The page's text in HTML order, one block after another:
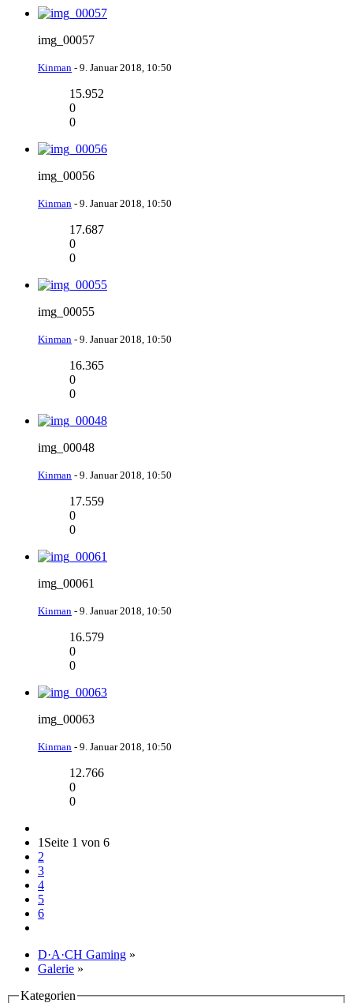
img_00057
Kinman - 9. Januar 2018, 10:50
15.952
0
0
img_00056
Kinman - 9. Januar 2018, 10:50
17.687
0
0
img_00055
Kinman - 9. Januar 2018, 10:50
16.365
0
0
img_00048
Kinman - 9. Januar 2018, 10:50
17.559
0
0
img_00061
Kinman - 9. Januar 2018, 10:50
16.579
0
0
img_00063
Kinman - 9. Januar 2018, 10:50
12.766
0
0
1 Seite 1 von 6
2
3
4
5
6
D·A·CH Gaming »
Galerie »
Kategorien